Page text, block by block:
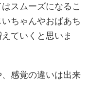
スムーズになるこ
ちゃんやおばあち
ていくと思いま
感覚の違いは出来